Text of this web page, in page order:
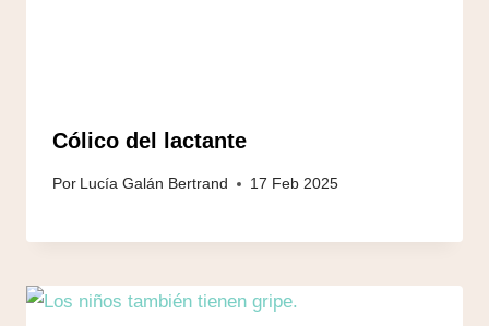
Cólico del lactante
Por Lucía Galán Bertrand 17 Feb 2025